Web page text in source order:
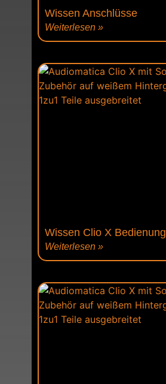
Wissen Anschlüsse
Weiterlesen »
Wissen Clio X Bedienung
Weiterlesen »